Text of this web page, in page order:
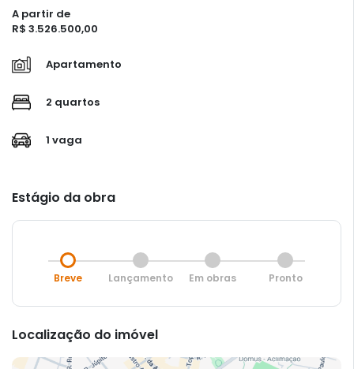
A partir de
R$ 3.526.500,00
Apartamento
2 quartos
1 vaga
Estágio da obra
Breve Lançamento Em obras Pronto
Localização do imóvel